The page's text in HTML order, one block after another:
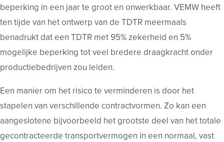
beperking in een jaar te groot en onwerkbaar. VEMW heeft
ten tijde van het ontwerp van de TDTR meermaals
benadrukt dat een TDTR met 95% zekerheid en 5%
mogelijke beperking tot veel bredere draagkracht onder
productiebedrijven zou leiden.
Een manier om het risico te verminderen is door het
stapelen van verschillende contractvormen. Zo kan een
aangeslotene bijvoorbeeld het grootste deel van het totale
gecontracteerde transportvermogen in een normaal, vast